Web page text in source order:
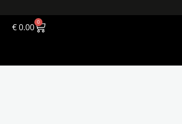
€0.00 0